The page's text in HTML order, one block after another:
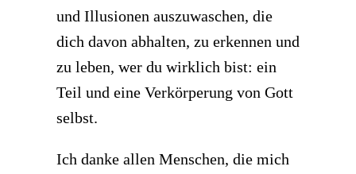
und Illusionen auszuwaschen, die
dich davon abhalten, zu erkennen und
zu leben, wer du wirklich bist: ein
Teil und eine Verkörperung von Gott
selbst.
Ich danke allen Menschen, die mich